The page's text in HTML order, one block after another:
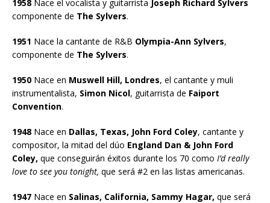
1958 Nace el vocalista y guitarrista Joseph Richard Sylvers
componente de The Sylvers.
1951 Nace la cantante de R&B Olympia-Ann Sylvers,
componente de The Sylvers.
1950 Nace en Muswell Hill, Londres, el cantante y muli
instrumentalista, Simon Nicol, guitarrista de Faiport
Convention.
1948 Nace en Dallas, Texas, John Ford Coley, cantante y
compositor, la mitad del dúo England Dan & John Ford
Coley, que conseguirán éxitos durante los 70 como I’d really
love to see you tonight, que será #2 en las listas americanas.
1947 Nace en Salinas, California, Sammy Hagar, que será